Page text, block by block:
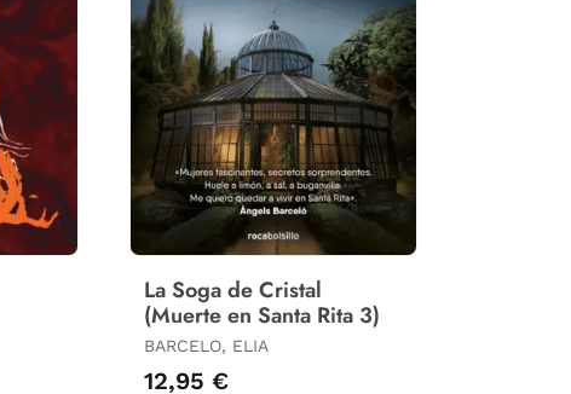
La Soga de Cristal
(Muerte en Santa Rita 3)
BARCELO, ELIA
12,95 €